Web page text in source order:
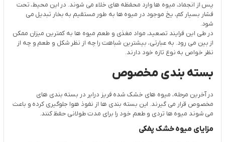
پس از انجماد، میوه ها وارد محفظه های خلاء می شوند. در این محیط، تحت
فشار بسیار کم، یخ موجود در میوه ها به طور مستقیم به بخار تبدیل می
شود.
در طی این فرایند تصعید، مواد مغذی و طعم میوه ها به کمترین میزان ممکن
از بین می رود. به عبارتی، بیشترین شباهت را چه از نظر شکل و طعم و چه از
نظر خواص به نوع تازه خود دارند.
بسته بندی مخصوص
در آخرین مرحله، میوه های خشک شده فریز درایر در بسته بندی های
مخصوص قرار می گیرند. این بسته بندی ها از نفوذ هوا جلوگیری کرده و باعث
می شوند میوه ها تردی و طعم خود را برای مدت طولانی حفظ کنند.
مزایای میوه خشک پفکی